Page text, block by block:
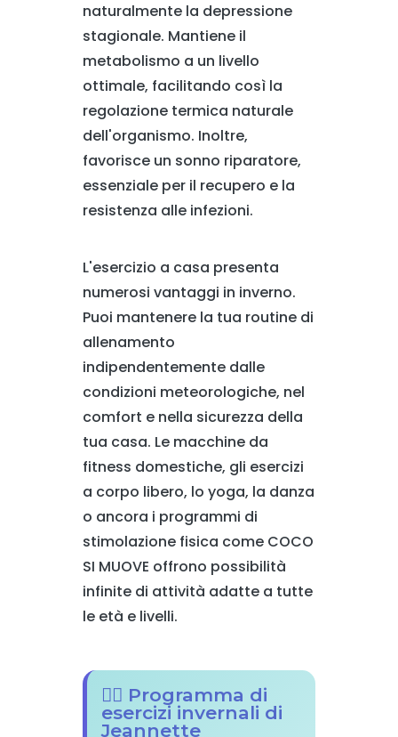
naturalmente la depressione
stagionale. Mantiene il
metabolismo a un livello
ottimale, facilitando così la
regolazione termica naturale
dell'organismo. Inoltre,
favorisce un sonno riparatore,
essenziale per il recupero e la
resistenza alle infezioni.
L'esercizio a casa presenta
numerosi vantaggi in inverno.
Puoi mantenere la tua routine di
allenamento
indipendentemente dalle
condizioni meteorologiche, nel
comfort e nella sicurezza della
tua casa. Le macchine da
fitness domestiche, gli esercizi
a corpo libero, lo yoga, la danza
o ancora i programmi di
stimolazione fisica come COCO
SI MUOVE offrono possibilità
infinite di attività adatte a tutte
le età e livelli.
🏃‍♀️ Programma di
esercizi invernali di
Jeannette